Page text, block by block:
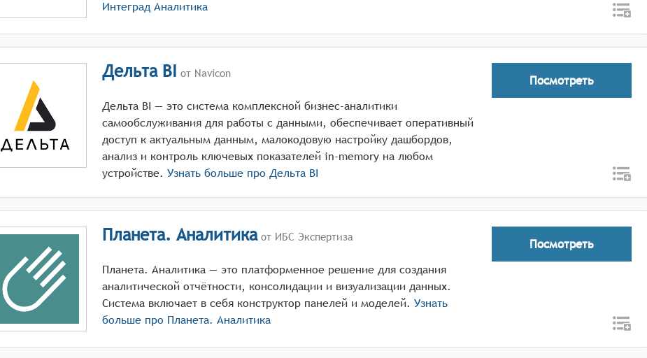
Интеград Аналитика
Дельта BI от Navicon
Дельта BI — это система комплексной бизнес-аналитики
самообслуживания для работы с данными, обеспечивает оперативный
доступ к актуальным данным, малокодовую настройку дашбордов,
анализ и контроль ключевых показателей in-memory на любом
устройстве. Узнать больше про Дельта BI
Посмотреть
Планета. Аналитикаот ИБС Экспертиза
Планета. Аналитика — это платформенное решение для создания
аналитической отчётности, консолидации и визуализации данных.
Система включает в себя конструктор панелей и моделей. Узнать
больше про Планета. Аналитика
Посмотреть